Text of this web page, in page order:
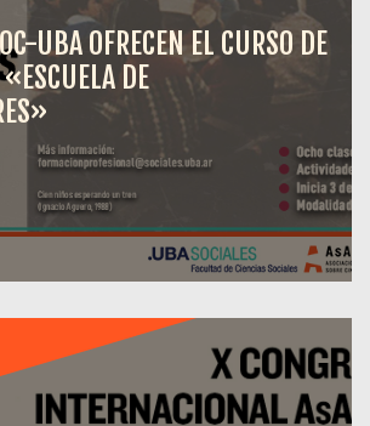
UBA OFRECEN EL CURSO DE
DE